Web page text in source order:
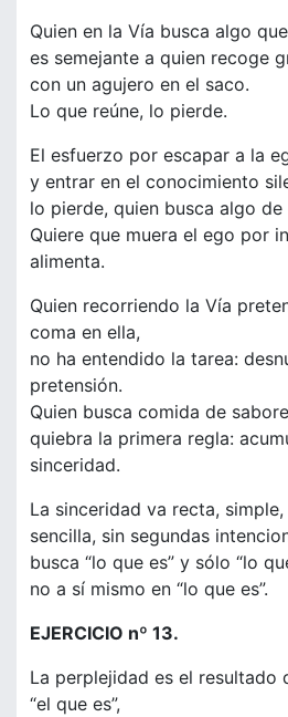
Quien en la Vía busca algo
es semejante a quien recoge
con un agujero en el saco.
Lo que reúne, lo pierde.
El esfuerzo por escapar a la
y entrar en el conocimiento
lo pierde, quien busca algo de
Quiere que muera el ego por
alimenta.
Quien recorriendo la Vía
coma en ella,
no ha entendido la tarea:
pretensión.
Quien busca comida de
quiebra la primera regla:
sinceridad.
La sinceridad va recta,
sencilla, sin segundas
busca “lo que es” y sólo “lo
no a sí mismo en “lo que es”.
EJERCICIO nº 13.
La perplejidad es el resultado
“el que es”,